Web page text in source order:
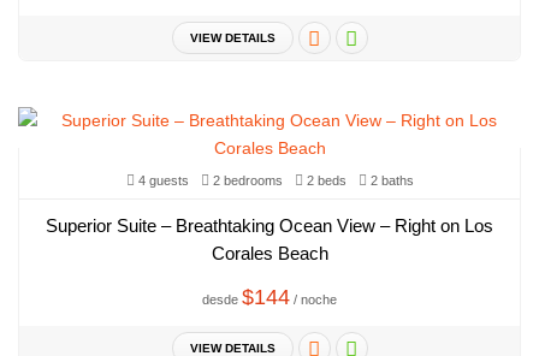
VIEW DETAILS
4 guests 2 bedrooms 2 beds 2 baths
Superior Suite – Breathtaking Ocean View – Right on Los
Corales Beach
desde $144 / noche
VIEW DETAILS